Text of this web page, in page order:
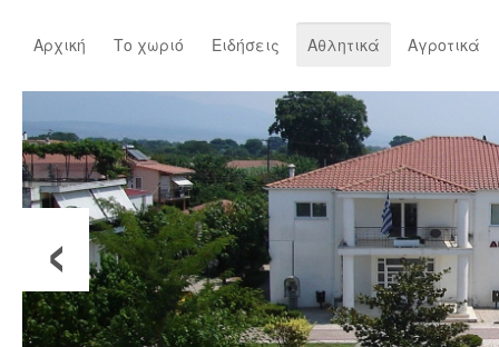
Αρχική Το χωριό Ειδήσεις Αθλητικά Αγροτικά
‹